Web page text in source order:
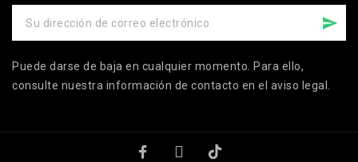
Puede darse de baja en cualquier momento. Para ello,
consulte nuestra información de contacto en el aviso legal.